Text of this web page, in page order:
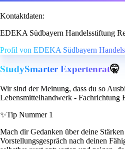
Kontaktdaten:
EDEKA Südbayern Handelsstiftung
Profil von EDEKA Südbayern
StudySmarter Expertenrat🤫
Wir sind der Meinung, dass du so
Lebensmittelhandwerk - Fachrichtung
✨Tip Nummer 1
Mach dir Gedanken über deine
Vorstellungsgespräch nach deinen